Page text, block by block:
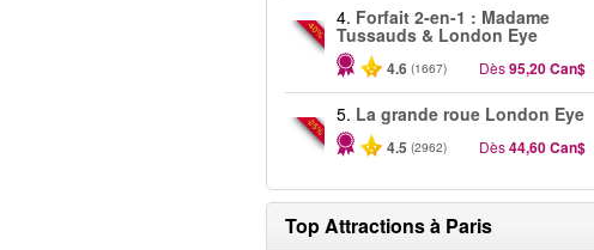
-40%
4. Forfait 2-en-1 : Madame
Tussauds & London Eye
4.6 (1667) Dès95,20 Can$
-25%
5. La grande roue London Eye
4.5 (2962) Dès44,60 Can$
Top Attractions à Paris